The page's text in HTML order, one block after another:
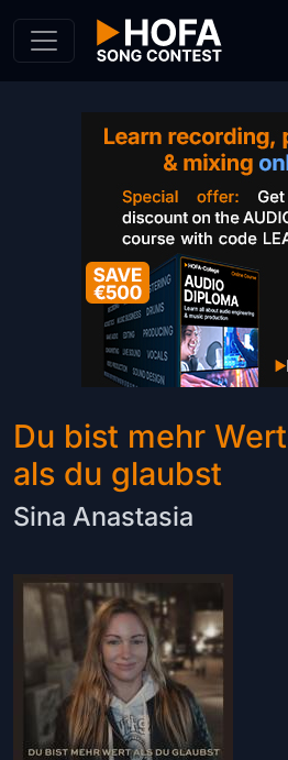
Du bist mehr Wert
als du glaubst
Sina Anastasia